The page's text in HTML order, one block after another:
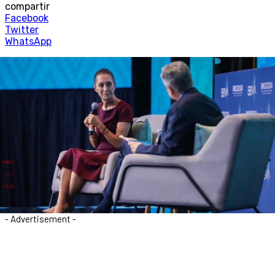
compartir
Facebook
Twitter
WhatsApp
- Advertisement -